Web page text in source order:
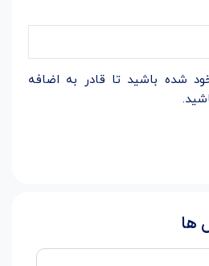
شده باشید تا قادر به اضافه
ها